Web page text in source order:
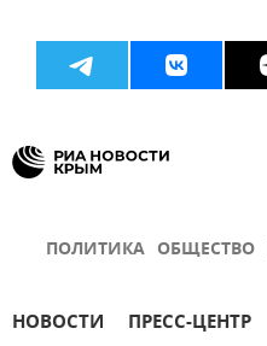
ПОЛИТИКА ОБЩЕСТВО
НОВОСТИ ПРЕСС-ЦЕНТР